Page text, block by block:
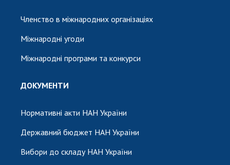
Членство в міжнародних організаціях
Міжнародні угоди
Міжнародні програми та конкурси
ДОКУМЕНТИ
Нормативні акти НАН України
Державний бюджет НАН України
Вибори до складу НАН України